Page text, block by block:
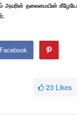
அவரின் தலைமையின் கீழேயே
23 Likes